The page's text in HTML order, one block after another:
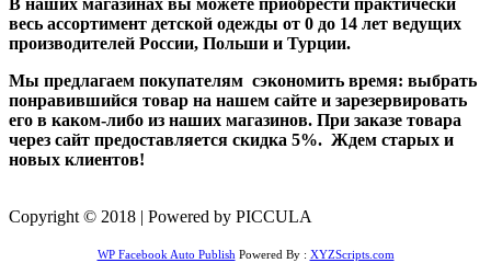
В наших магазинах вы можете приобрести практически
весь ассортимент детской одежды от 0 до 14 лет ведущих
производителей России, Польши и Турции.
Мы предлагаем покупателям сэкономить время: выбрать
понравившийся товар на нашем сайте и зарезервировать
его в каком-либо из наших магазинов. При заказе товара
через сайт предоставляется скидка 5%. Ждем старых и
новых клиентов!
Copyright © 2018 | Powered by PICCULA
WP Facebook Auto Publish Powered By : XYZScripts.com